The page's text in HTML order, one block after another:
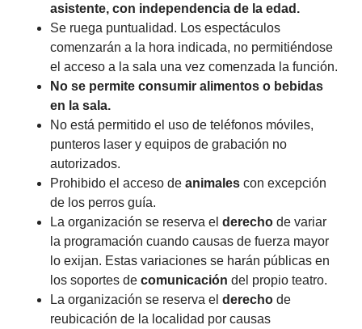
asistente, con independencia de la edad.
Se ruega puntualidad. Los espectáculos
comenzarán a la hora indicada, no permitiéndose
el acceso a la sala una vez comenzada la función.
No se permite consumir alimentos o bebidas
en la sala.
No está permitido el uso de teléfonos móviles,
punteros laser y equipos de grabación no
autorizados.
Prohibido el acceso de animales con excepción
de los perros guía.
La organización se reserva el derecho de variar
la programación cuando causas de fuerza mayor
lo exijan. Estas variaciones se harán públicas en
los soportes de comunicación del propio teatro.
La organización se reserva el derecho de
reubicación de la localidad por causas